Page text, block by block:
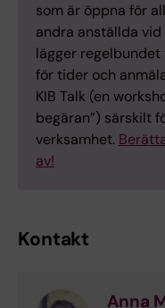
som är öppna för
andra anställda vid
lägger regelbundet
för tider och
KIB Talk (en
begäran”) särskilt
verksamhet.
av!
Kontakt
Anna